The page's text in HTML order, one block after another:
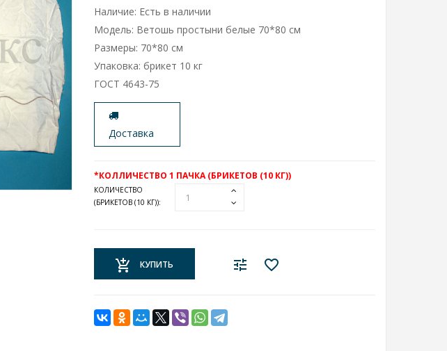
Наличие: Есть в наличии
Модель: Ветошь простыни белые 70*80 см
Размеры: 70*80 см
Упаковка: брикет 10 кг
ГОСТ 4643-75
Доставка
*КОЛЛИЧЕСТВО 1 ПАЧКА (БРИКЕТОВ (10 КГ))
КОЛИЧЕСТВО
(БРИКЕТОВ (10 КГ)):
КУПИТЬ